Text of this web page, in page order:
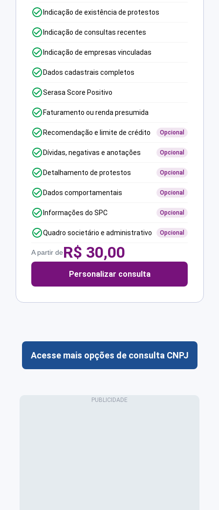
Indicação de existência de protestos
Indicação de consultas recentes
Indicação de empresas vinculadas
Dados cadastrais completos
Serasa Score Positivo
Faturamento ou renda presumida
Recomendação e limite de crédito Opcional
Dívidas, negativas e anotações Opcional
Detalhamento de protestos Opcional
Dados comportamentais Opcional
Informações do SPC Opcional
Quadro societário e administrativo Opcional
A partir deR$ 30,00
Personalizar consulta
Acesse mais opções de consulta CNPJ